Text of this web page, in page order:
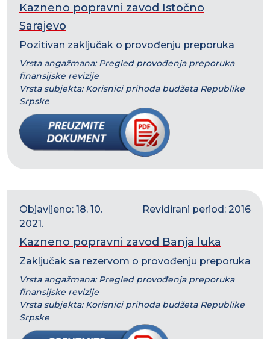
Kazneno popravni zavod Istočno
Sarajevo
Pozitivan zaključak o provođenju preporuka
Vrsta angažmana: Pregled provođenja preporuka
finansijske revizije
Vrsta subjekta: Korisnici prihoda budžeta Republike
Srpske
Objavljeno: 18. 10.
2021.
Revidirani period: 2016
Kazneno popravni zavod Banja luka
Zaključak sa rezervom o provođenju preporuka
Vrsta angažmana: Pregled provođenja preporuka
finansijske revizije
Vrsta subjekta: Korisnici prihoda budžeta Republike
Srpske